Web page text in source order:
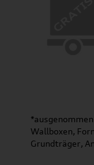
Wallboxen,
Grundträger,